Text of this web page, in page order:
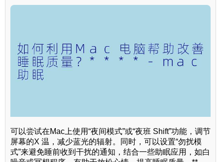
可以尝试在Mac上使用“夜间模式”或“夜班 Shift”功能，调节
屏幕的X 温，减少蓝光的辐射。同时，可以设置“勿扰模
式”来避免睡前收到干扰的通知，结合一些助眠应用，如白